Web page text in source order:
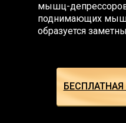
мышц-
поднимающих
образуется